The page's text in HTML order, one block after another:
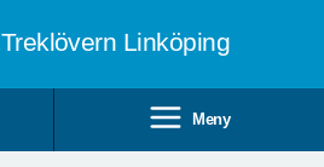
Treklövern Linköping
Meny